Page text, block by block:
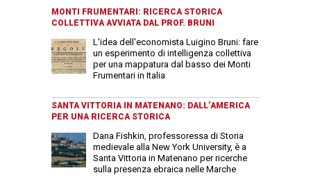
MONTI FRUMENTARI: RICERCA STORICA
COLLETTIVA AVVIATA DAL PROF. BRUNI
L'idea dell'economista Luigino Bruni: fare
un esperimento di intelligenza collettiva
per una mappatura dal basso dei Monti
Frumentari in Italia
SANTA VITTORIA IN MATENANO: DALL’AMERICA
PER UNA RICERCA STORICA
Dana Fishkin, professoressa di Storia
medievale alla New York University, è a
Santa Vittoria in Matenano per ricerche
sulla presenza ebraica nelle Marche